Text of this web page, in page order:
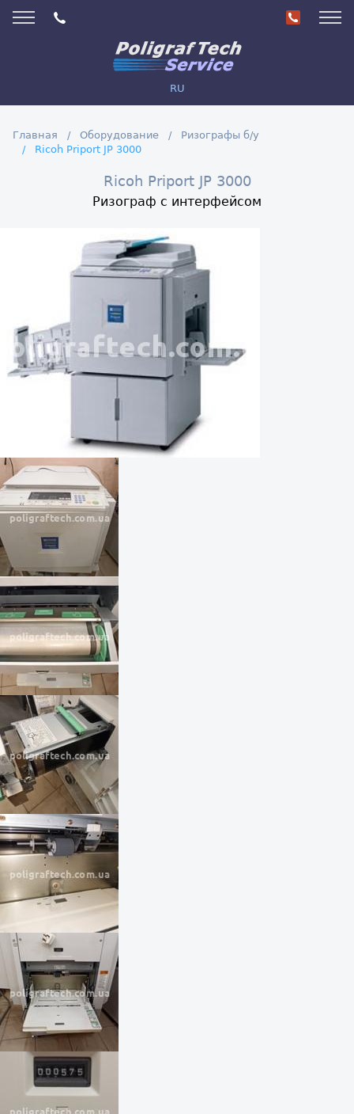
RU
Главная Оборудование
Ризографы б/у
Ricoh Priport JP 3000
Ricoh Priport JP 3000
Ризограф с интерфейсом